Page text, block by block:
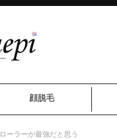
顔脱毛
ーラーが最強だと思う